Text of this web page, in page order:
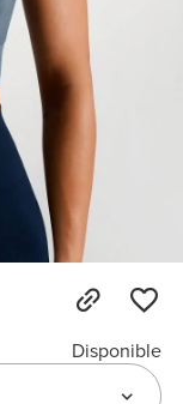
Disponible